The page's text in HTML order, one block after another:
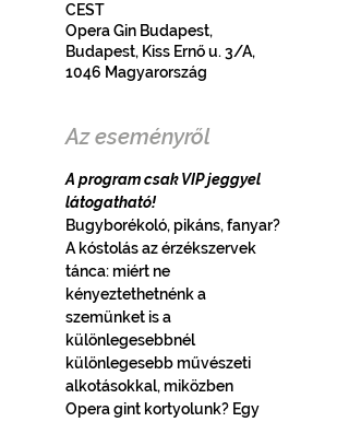
CEST
Opera Gin Budapest,
Budapest, Kiss Ernő u. 3/A,
1046 Magyarország
Az eseményről
A program csak VIP jeggyel
látogatható!
Bugyborékoló, pikáns, fanyar?
A kóstolás az érzékszervek
tánca: miért ne
kényeztethetnénk a
szemünket is a
különlegesebbnél
különlegesebb művészeti
alkotásokkal, miközben
Opera gint kortyolunk? Egy